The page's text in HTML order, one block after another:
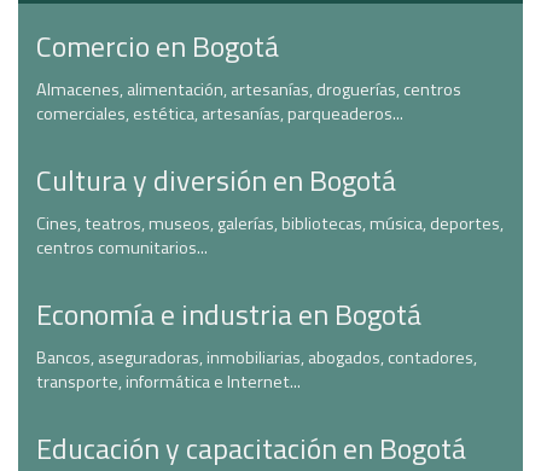
Comercio en Bogotá
Almacenes, alimentación, artesanías, droguerías, centros
comerciales, estética, artesanías, parqueaderos...
Cultura y diversión en Bogotá
Cines, teatros, museos, galerías, bibliotecas, música, deportes,
centros comunitarios...
Economía e industria en Bogotá
Bancos, aseguradoras, inmobiliarias, abogados, contadores,
transporte, informática e Internet...
Educación y capacitación en Bogotá